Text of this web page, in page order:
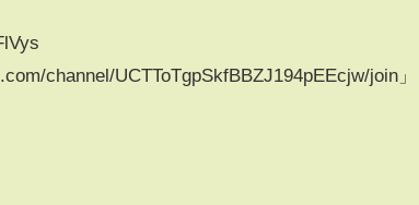
channel/UCTToTgpSkfBBZJ194pEEcjw/join」